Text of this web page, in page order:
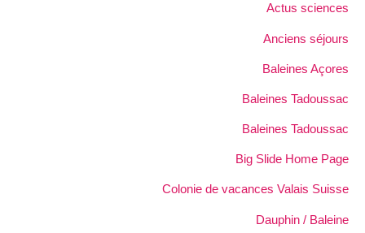
Actus sciences
Anciens séjours
Baleines Açores
Baleines Tadoussac
Baleines Tadoussac
Big Slide Home Page
Colonie de vacances Valais Suisse
Dauphin / Baleine